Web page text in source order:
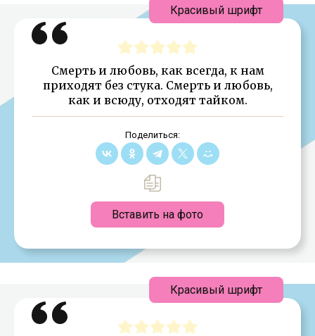
Смерть и любовь, как всегда, к нам
приходят без стука. Смерть и любовь,
как и всюду, отходят тайком.
Поделиться:
Вставить на фото
Красивый шрифт
Красивый шрифт